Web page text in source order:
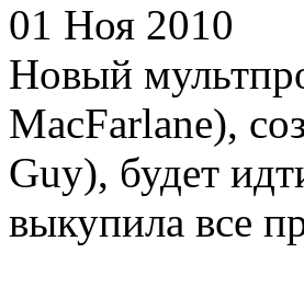
01 Ноя 2010
Новый
MacFarlane),
Guy), будет
выкупила все